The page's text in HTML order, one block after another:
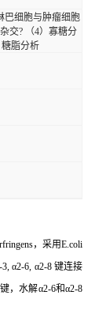
巴细胞与肿瘤细胞
交? （4）寡糖分
糖脂分析
，采用E.coli
α2-6, α2-8 键连接
，水解α2-6和α2-8